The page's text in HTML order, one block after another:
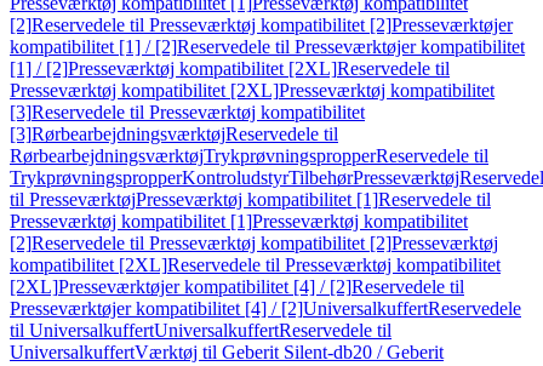
[2]Reservedele til Presseværktøj kompatibilitet [2]Presseværktøjer
kompatibilitet [1] / [2]Reservedele til Presseværktøjer kompatibilitet
[1] / [2]Presseværktøj kompatibilitet [2XL]Reservedele til
Presseværktøj kompatibilitet [2XL]Presseværktøj kompatibilitet
[3]Reservedele til Presseværktøj kompatibilitet
[3]RørbearbejdningsværktøjReservedele til
RørbearbejdningsværktøjTrykprøvningspropperReservedele til
TrykprøvningspropperKontroludstyrTilbehørPresseværktøj
til PresseværktøjPresseværktøj kompatibilitet [1]Reservedele til
Presseværktøj kompatibilitet [1]Presseværktøj kompatibilitet
[2]Reservedele til Presseværktøj kompatibilitet [2]Presseværktøj
kompatibilitet [2XL]Reservedele til Presseværktøj kompatibilitet
[2XL]Presseværktøjer kompatibilitet [4] / [2]Reservedele til
Presseværktøjer kompatibilitet [4] / [2]UniversalkuffertReservedele
til UniversalkuffertUniversalkuffertReservedele til
UniversalkuffertVærktøj til Geberit Silent-db20 / Geberit